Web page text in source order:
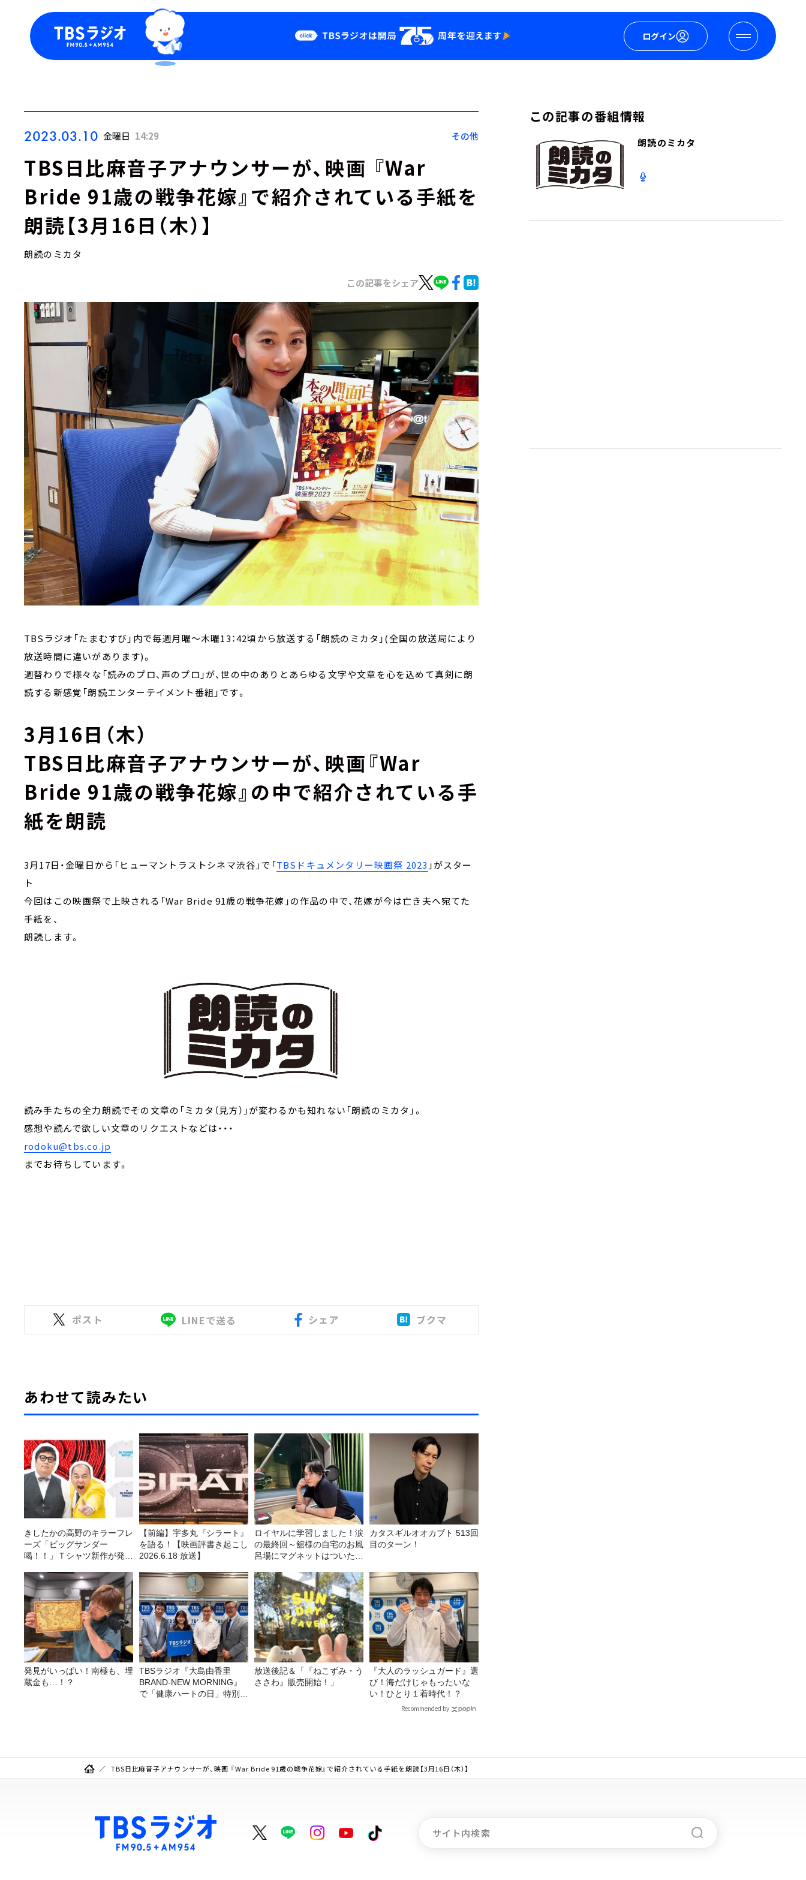
ログイン
Podcast
YouTube
2023.03.10 金曜日 14:29 その他
TBS日比麻音子アナウンサーが、映画 『War
Bride 91歳の戦争花嫁』で紹介されている手紙を
朗読【3月16日（木）】
朗読のミカタ
この記事をシェア
TBSラジオ「たまむすび」内で毎週月曜～木曜13：42頃から放送する「朗読のミカタ」(全国の放送局により
放送時間に違いがあります)。
週替わりで様々な「読みのプロ、声のプロ」が、世の中のありとあらゆる文字や文章を心を込めて真剣に朗
読する新感覚「朗読エンターテイメント番組」です。
3月16日（木）
TBS日比麻音子アナウンサーが、映画『War
Bride 91歳の戦争花嫁』の中で紹介されている手
紙を朗読
3月17日・金曜日から「ヒューマントラストシネマ渋谷」で「TBSドキュメンタリー映画祭 2023 」がスター
ト
今回はこの映画祭で上映される「War Bride 91歳の戦争花嫁」の作品の中で、花嫁が今は亡き夫へ宛てた
手紙を、
朗読します。
読み手たちの全力朗読でその文章の「ミカタ（見方）」が変わるかも知れない「朗読のミカタ」。
感想や読んで欲しい文章のリクエストなどは・・・
rodoku@tbs.co.jp
までお待ちしています。
ポスト LINEで送る シェア ブクマ
あわせて読みたい
きしたかの高野のキラーフレ
ーズ「ビッグサンダー
喝！！」Ｔシャツ新作が発売
【前編】宇多丸『シラート』
を語る！【映画評書き起こし
2026.6.18 放送】
ロイヤルに学習しました！涙
の最終回～舘様の自宅のお風
呂場にマグネットはついたの
カタスギルオオカブト 513回
目のターン！
発見がいっぱい！南極も、埋
蔵金も…！？
TBSラジオ『大島由香里
BRAND-NEW MORNING』
で「健康ハートの日」特別企
放送後記＆「『ねこずみ・う
ささわ』販売開始！」
『大人のラッシュガード』選
び！海だけじゃもったいな
い！ひとり１着時代！？
Recommended by
この記事の番組情報
朗読のミカタ
TBS日比麻音子アナウンサーが、映画 『War Bride 91歳の戦争花嫁』で紹介されている手紙を朗読【3月16日（木）】